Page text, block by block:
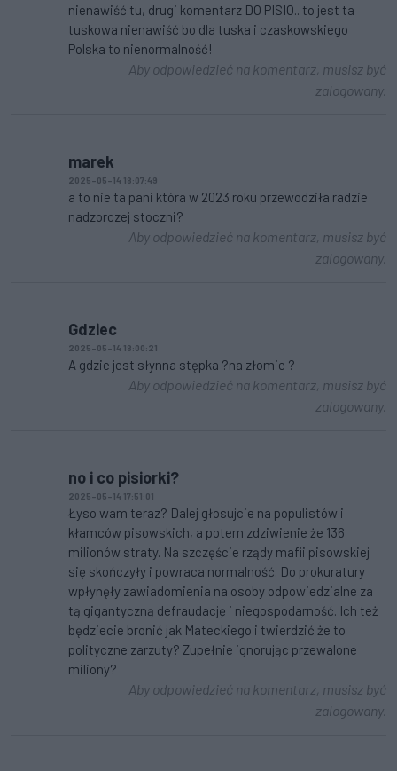
nienawiść tu, drugi komentarz DO PISIO.. to jest ta
tuskowa nienawiść bo dla tuska i czaskowskiego
Polska to nienormalność!
Aby odpowiedzieć na komentarz, musisz być
zalogowany.
marek
2025-05-14 18:07:49
a to nie ta pani która w 2023 roku przewodziła radzie
nadzorczej stoczni?
Aby odpowiedzieć na komentarz, musisz być
zalogowany.
Gdziec
2025-05-14 18:00:21
A gdzie jest słynna stępka ?na złomie ?
Aby odpowiedzieć na komentarz, musisz być
zalogowany.
no i co pisiorki?
2025-05-14 17:51:01
Łyso wam teraz? Dalej głosujcie na populistów i
kłamców pisowskich, a potem zdziwienie że 136
milionów straty. Na szczęście rządy mafii pisowskiej
się skończyły i powraca normalność. Do prokuratury
wpłynęły zawiadomienia na osoby odpowiedzialne za
tą gigantyczną defraudację i niegospodarność. Ich też
będziecie bronić jak Mateckiego i twierdzić że to
polityczne zarzuty? Zupełnie ignorując przewalone
miliony?
Aby odpowiedzieć na komentarz, musisz być
zalogowany.